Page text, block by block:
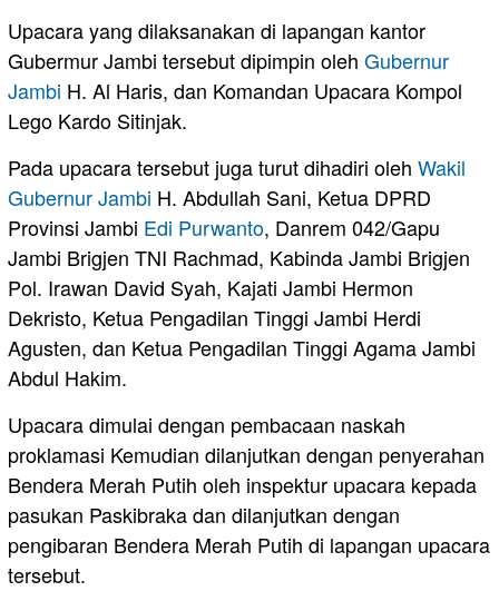
Upacara yang dilaksanakan di lapangan kantor
Gubermur Jambi tersebut dipimpin oleh Gubernur
Jambi H. Al Haris, dan Komandan Upacara Kompol
Lego Kardo Sitinjak.
Pada upacara tersebut juga turut dihadiri oleh Wakil
Gubernur Jambi H. Abdullah Sani, Ketua DPRD
Provinsi Jambi Edi Purwanto, Danrem 042/Gapu
Jambi Brigjen TNI Rachmad, Kabinda Jambi Brigjen
Pol. Irawan David Syah, Kajati Jambi Hermon
Dekristo, Ketua Pengadilan Tinggi Jambi Herdi
Agusten, dan Ketua Pengadilan Tinggi Agama Jambi
Abdul Hakim.
Upacara dimulai dengan pembacaan naskah
proklamasi Kemudian dilanjutkan dengan penyerahan
Bendera Merah Putih oleh inspektur upacara kepada
pasukan Paskibraka dan dilanjutkan dengan
pengibaran Bendera Merah Putih di lapangan upacara
tersebut.